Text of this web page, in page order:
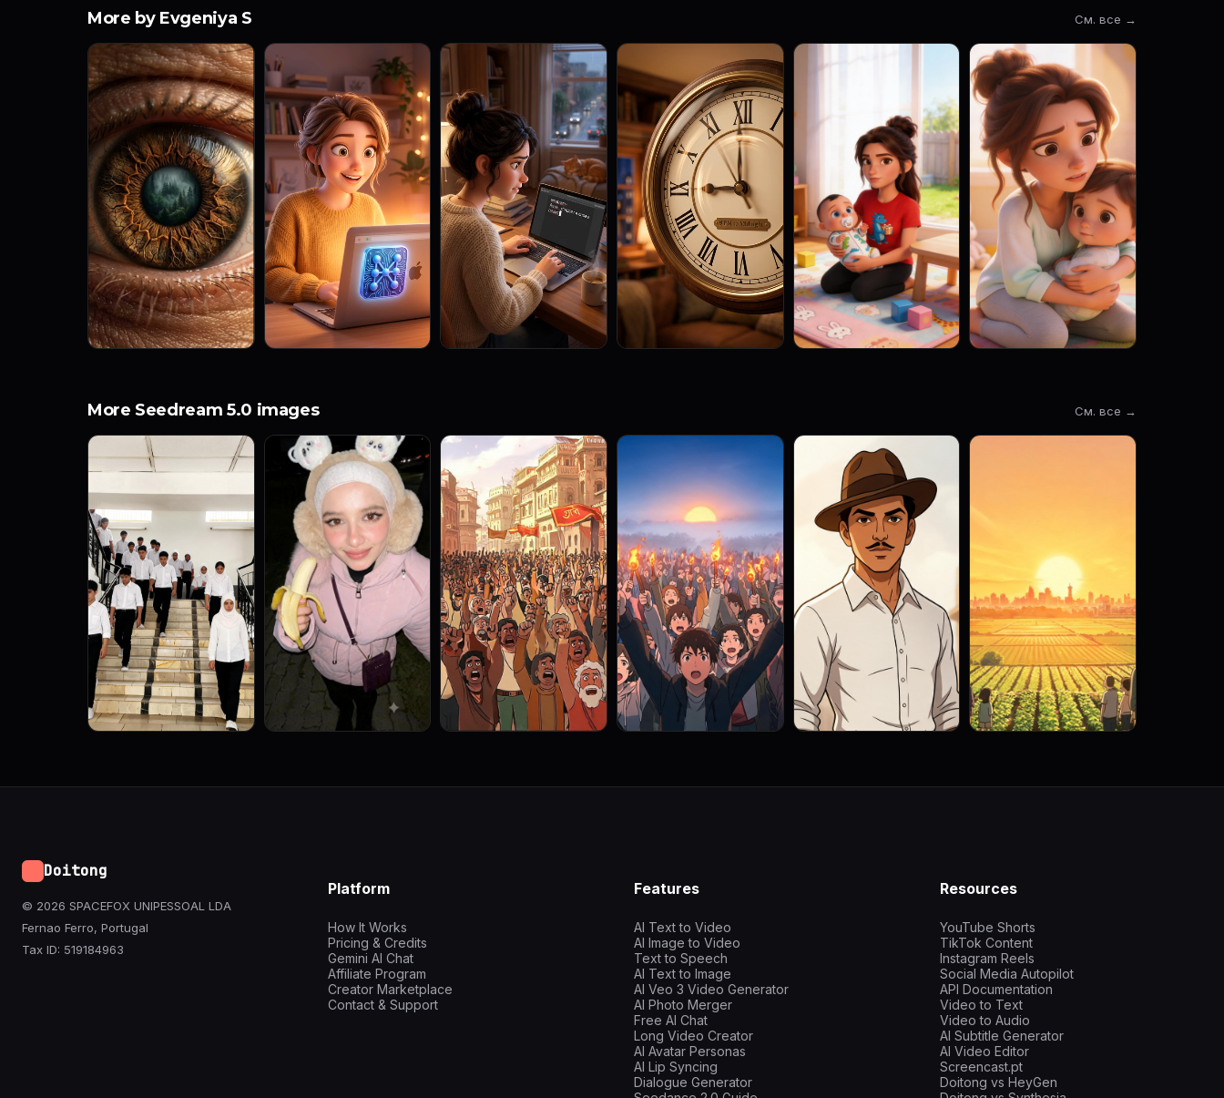
More by Evgeniya S См. все →
More Seedream 5.0 images См. все →
Doitong
© 2026 SPACEFOX UNIPESSOAL LDA
Fernao Ferro, Portugal
Tax ID: 519184963
Platform
How It Works
Pricing & Credits
Gemini AI Chat
Affiliate Program
Creator Marketplace
Contact & Support
Features
AI Text to Video
AI Image to Video
Text to Speech
AI Text to Image
AI Veo 3 Video Generator
AI Photo Merger
Free AI Chat
Long Video Creator
AI Avatar Personas
AI Lip Syncing
Dialogue Generator
Resources
YouTube Shorts
TikTok Content
Instagram Reels
Social Media Autopilot
API Documentation
Video to Text
Video to Audio
AI Subtitle Generator
AI Video Editor
Screencast.pt
Doitong vs HeyGen